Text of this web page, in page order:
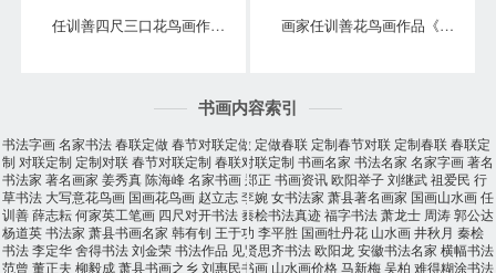
任训善四尺三口花鸟画作品《事事大吉》 画家任训善花鸟画作品《竹报平安》
书画内容索引
书法字画名家书法春联定做春节对联定做 定做春联 定制春节对联 定制春联春联定
制 对联定制 定制对联春节对联定制 春联对联定制 书画名家 书法名家 名家字画著名
书法家 著名画家 姜秀真陈海峰名家书画郑正 书画资讯欧阳举子刘继武祖爱民 行
草书法 大写意花鸟画 国画花鸟画 赵立志李婉 女书法家 萧县著名画家 国画山水画任
训善薛志耘何家英工笔画 四尺对开书法秦桧书法真迹福字书法萧龙士 周涛郭公达
杨道英书法家 萧县书画名家 韩有钊 王于功 李平胜 国画牡丹花 山水画井秋月 秦桧
书法李定华舍得书法刘金荣书法作品 见贤思齐书法欧阳龙安徽书法名家 横幅书法
范曾 董正夫 柳毅成萧县书画之乡刘惠民书画 山水画价格马新梅吴柏 难得糊涂书法